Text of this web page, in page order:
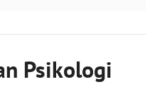
Psikologi